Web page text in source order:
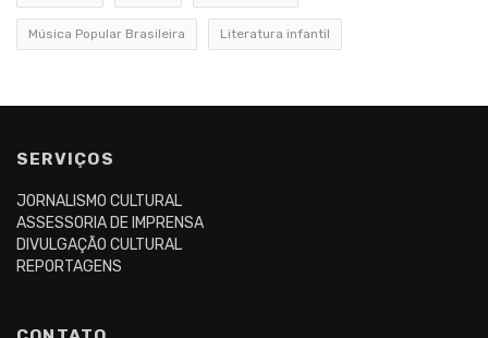
Música Popular Brasileira Literatura infantil
SERVIÇOS
JORNALISMO CULTURAL
ASSESSORIA DE IMPRENSA
DIVULGAÇÃO CULTURAL
REPORTAGENS